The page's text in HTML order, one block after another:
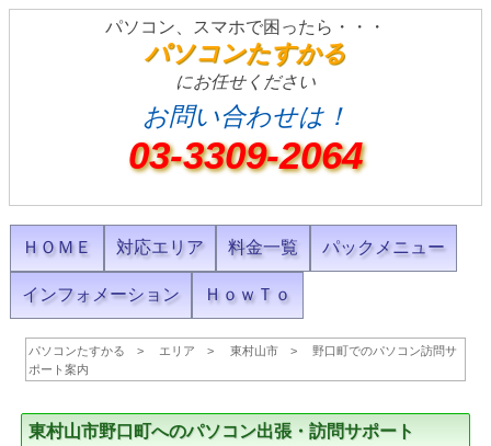
パソコン、スマホで困ったら・・・
パソコンたすかる
にお任せください
お問い合わせは！
03-3309-2064
ＨＯＭＥ 対応エリア 料金一覧 パックメニュー
インフォメーション ＨｏｗＴｏ
パソコンたすかる エリア 東村山市
野口町でのパソコン訪問サ
ポート案内
東村山市野口町へのパソコン出張・訪問サポート